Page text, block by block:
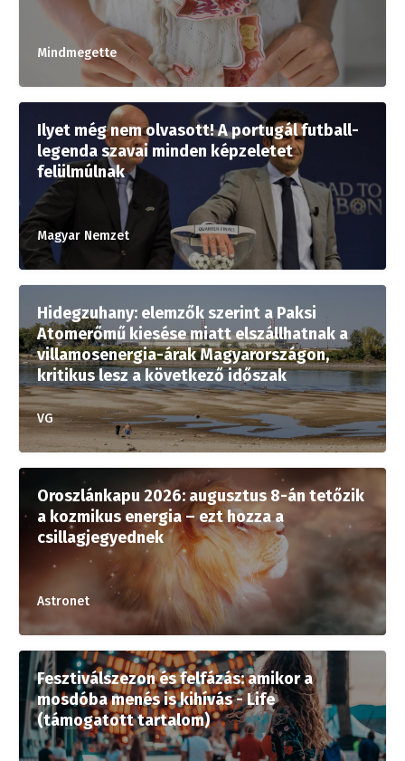
Mindmegette
Ilyet még nem olvasott! A portugál futball-
legenda szavai minden képzeletet
felülmúlnak
Magyar Nemzet
Hidegzuhany: elemzők szerint a Paksi
Atomerőmű kiesése miatt elszállhatnak a
villamosenergia-árak Magyarországon,
kritikus lesz a következő időszak
VG
Oroszlánkapu 2026: augusztus 8-án tetőzik
a kozmikus energia – ezt hozza a
csillagjegyednek
Astronet
Fesztiválszezon és felfázás: amikor a
mosdóba menés is kihívás - Life
(támogatott tartalom)